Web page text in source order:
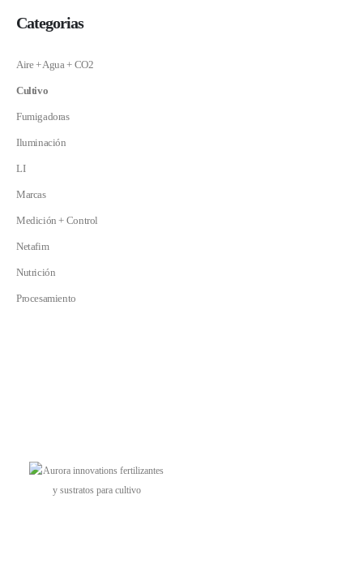
Categorias
Aire + Agua + CO2
Cultivo
Fumigadoras
Iluminación
LI
Marcas
Medición + Control
Netafim
Nutrición
Procesamiento